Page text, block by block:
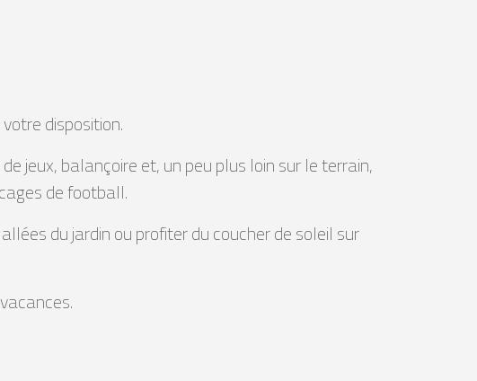
disposition.
jeux, balançoire et, un peu plus loin sur le terrain,
de football.
du jardin ou profiter du coucher de soleil sur